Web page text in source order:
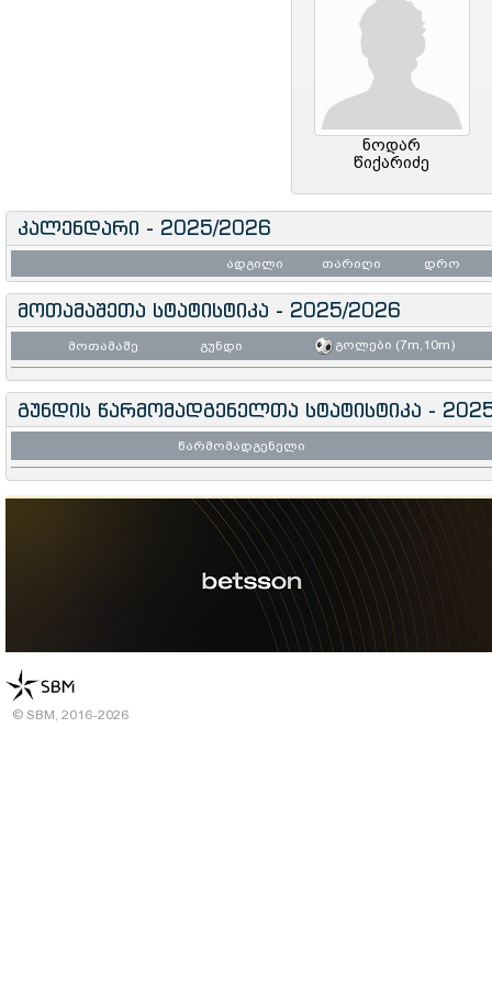
ნოდარ
წიქარიძე
კალენდარი - 2025/2026
ადგილი თარიღი დრო
მოთამაშეთა სტატისტიკა - 2025/2026
მოთამაშე გუნდი გოლები (7m,10m)
გუნდის წარმომადგენელთა სტატისტიკა -
წარმომადგენელი
© SBM, 2016-2026